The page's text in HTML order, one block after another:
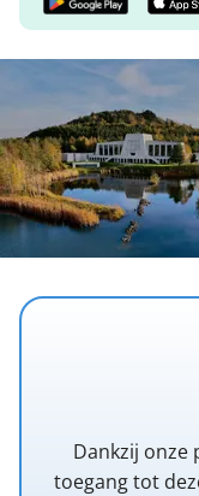
Dankzij onze
toegang tot